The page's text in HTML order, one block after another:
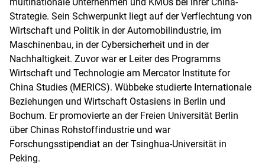
Strategie. Sein Schwerpunkt liegt auf der Verflechtung von
Wirtschaft und Politik in der Automobilindustrie, im
Maschinenbau, in der Cybersicherheit und in der
Nachhaltigkeit. Zuvor war er Leiter des Programms
Wirtschaft und Technologie am Mercator Institute for
China Studies (MERICS). Wübbeke studierte Internationale
Beziehungen und Wirtschaft Ostasiens in Berlin und
Bochum. Er promovierte an der Freien Universität Berlin
über Chinas Rohstoffindustrie und war
Forschungsstipendiat an der Tsinghua-Universität in
Peking.